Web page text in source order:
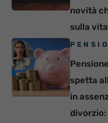
novità
sulla
spetta
in
divorzio: